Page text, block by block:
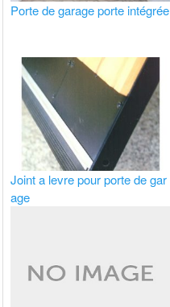
Porte de garage porte intégrée
Joint a levre pour porte de gar
age